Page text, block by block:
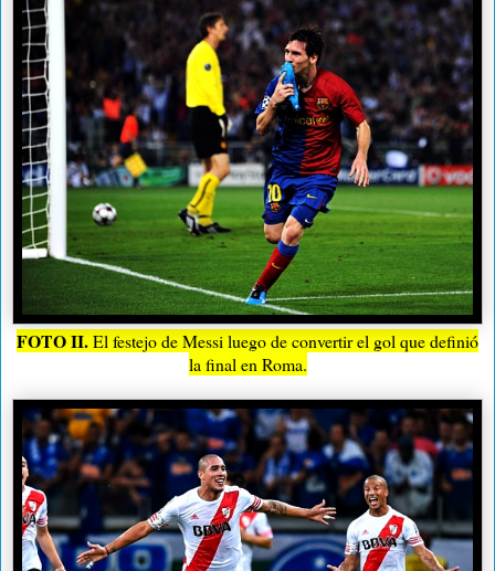
FOTO II.El festejo de Messi luego de convertir el gol que definió
la final en Roma.